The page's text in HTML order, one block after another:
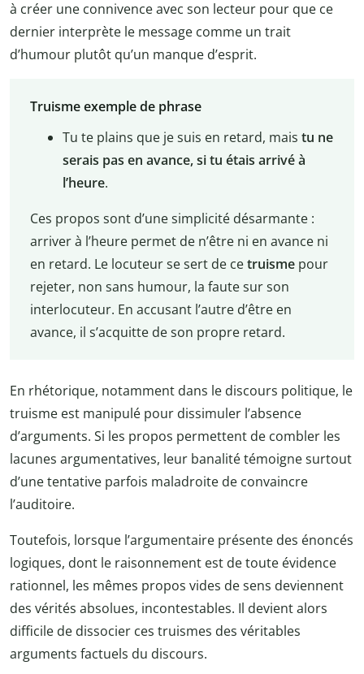
à créer une connivence avec son lecteur pour que ce
dernier interprète le message comme un trait
d’humour plutôt qu’un manque d’esprit.
Truisme exemple de phrase
Tu te plains que je suis en retard, mais tu ne
serais pas en avance, si tu étais arrivé à
l’heure.
Ces propos sont d’une simplicité désarmante :
arriver à l’heure permet de n’être ni en avance ni
en retard. Le locuteur se sert de cetruismepour
rejeter, non sans humour, la faute sur son
interlocuteur. En accusant l’autre d’être en
avance, il s’acquitte de son propre retard.
En rhétorique, notamment dans le discours politique, le
truisme est manipulé pour dissimuler l’absence
d’arguments. Si les propos permettent de combler les
lacunes argumentatives, leur banalité témoigne surtout
d’une tentative parfois maladroite de convaincre
l’auditoire.
Toutefois, lorsque l’argumentaire présente des énoncés
logiques, dont le raisonnement est de toute évidence
rationnel, les mêmes propos vides de sens deviennent
des vérités absolues, incontestables. Il devient alors
difficile de dissocier ces truismes des véritables
arguments factuels du discours.